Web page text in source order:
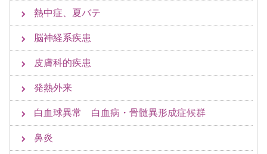
熱中症、夏バテ
脳神経系疾患
皮膚科的疾患
発熱外来
白血球異常 白血病・骨髄異形成症候群
鼻炎